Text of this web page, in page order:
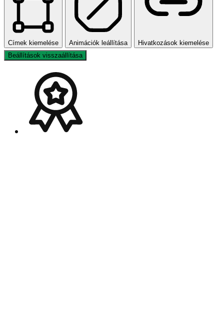
Címek kiemelése Animációk leállítása
Hivatkozások kiemelése
Beállítások visszaállítása